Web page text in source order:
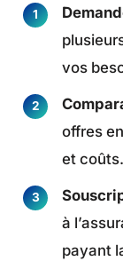
vos
offres
et coûts.
à
payant